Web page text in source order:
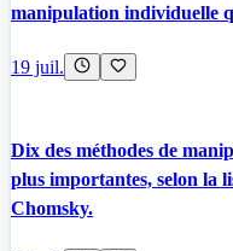
manipulation individuelle
19 juil.
Dix des méthodes de
plus importantes, selon la
Chomsky.